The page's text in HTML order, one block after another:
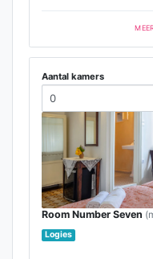
Aantal kamers
Room Number Seven
Logies